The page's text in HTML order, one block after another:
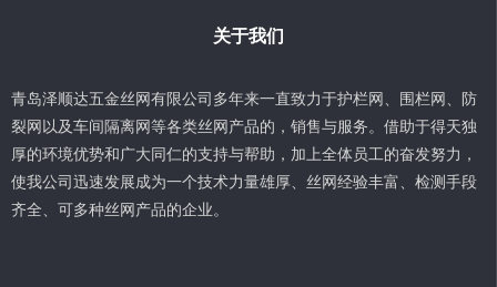
关于我们
青岛泽顺达五金丝网有限公司多年来一直致力于护栏网、围栏网、防
裂网以及车间隔离网等各类丝网产品的，销售与服务。借助于得天独
厚的环境优势和广大同仁的支持与帮助，加上全体员工的奋发努力，
使我公司迅速发展成为一个技术力量雄厚、丝网经验丰富、检测手段
齐全、可多种丝网产品的企业。